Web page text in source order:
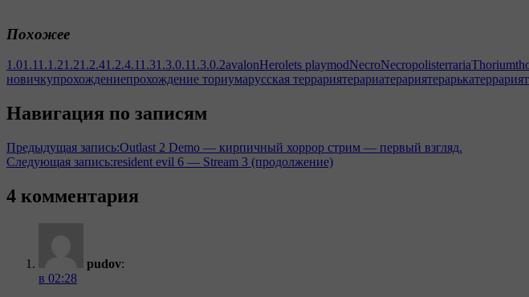
Похожее
1.01.1 1.1.21.21.2.41.2.4.1 1.31.3.0.1 1.3.0.2avalonHerolets playmodNecroNecropolisterrariaThorium
новичкупрохождениепрохождение ториумарусская террариятерариатерариятерарькатеррария
Навигация по записям
Предыдущая запись:Outlast 2 Demo — кирпичный хоррор стрим — первый взгляд.
Следующая запись:resident evil 6 — Stream 3 (продолжение)
4 комментария
pudov:
в 02:28